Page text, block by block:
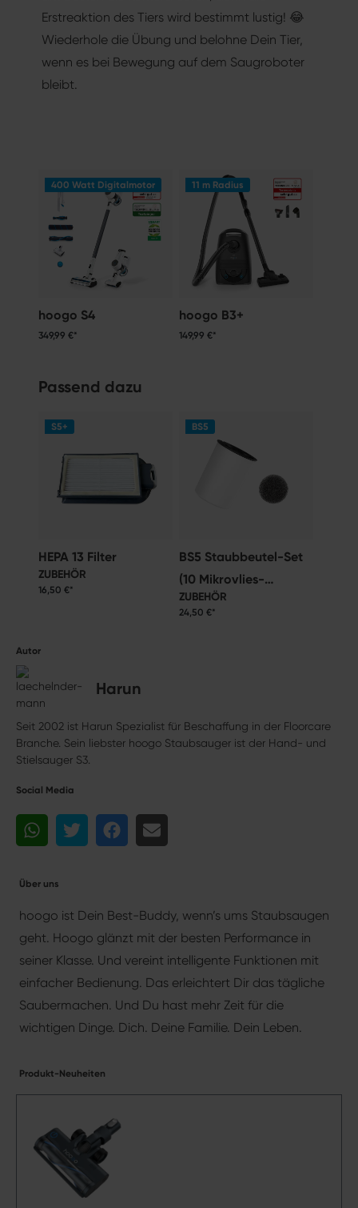
Erstreaktion des Tiers wird bestimmt lustig! 😂
Wiederhole die Übung und belohne Dein Tier,
wenn es bei Bewegung auf dem Saugroboter
bleibt.
400 Watt Digitalmotor
hoogo S4
349,99 €*
11 m Radius
hoogo B3+
149,99 €*
Passend dazu
S5+
HEPA 13 Filter
ZUBEHÖR
16,50 €*
BS5
BS5 Staubbeutel-Set
(10 Mikrovlies-
Staubbeutel + 2
ZUBEHÖR
24,50 €*
Autor
Harun
Seit 2002 ist Harun Spezialist für Beschaffung in der Floorcare
Branche. Sein liebster hoogo Staubsauger ist der Hand- und
Stielsauger S3.
Social Media
Über uns
hoogo ist Dein Best-Buddy, wenn’s ums Staubsaugen
geht. Hoogo glänzt mit der besten Performance in
seiner Klasse. Und vereint intelligente Funktionen mit
einfacher Bedienung. Das erleichtert Dir das tägliche
Saubermachen. Und Du hast mehr Zeit für die
wichtigen Dinge. Dich. Deine Familie. Dein Leben.
Produkt-Neuheiten